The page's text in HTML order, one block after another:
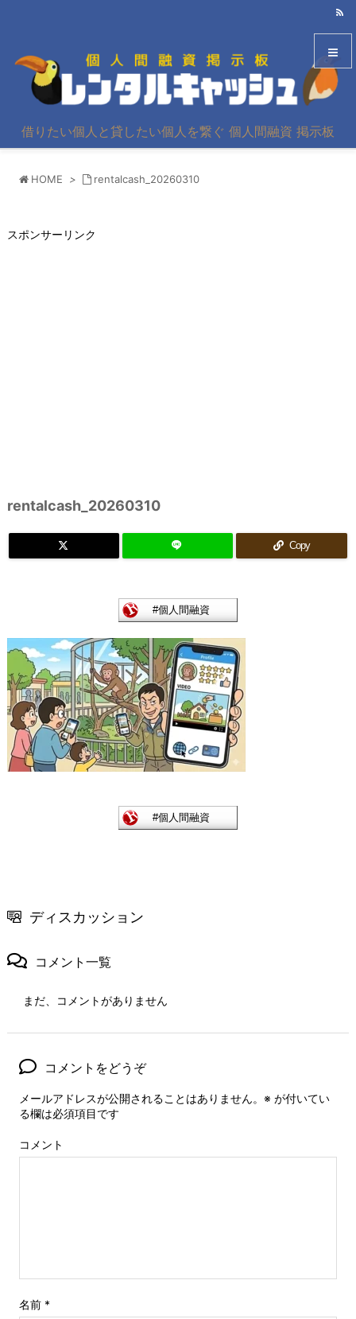
借りたい個人と貸したい個人を繋ぐ 個人間融資 掲示板
HOME > rentalcash_20260310
スポンサーリンク
rentalcash_20260310
Copy
ディスカッション
コメント一覧
まだ、コメントがありません
コメントをどうぞ
メールアドレスが公開されることはありません。 ※ が付いてい
る欄は必須項目です
コメント
名前 *